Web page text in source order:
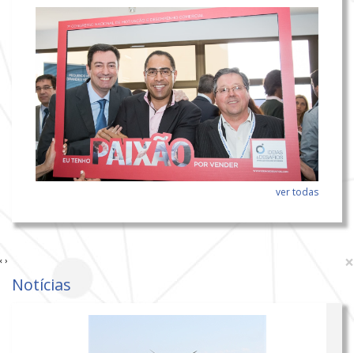
ver todas
‹ › ×
Notícias